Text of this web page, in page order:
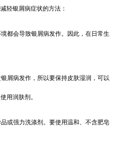
轻银屑病症状的方法：
都会导致银屑病发作。因此，在日常生
屑病发作，所以要保持皮肤湿润，可以
用润肤剂。
或强力洗涤剂。要使用温和、不含肥皂